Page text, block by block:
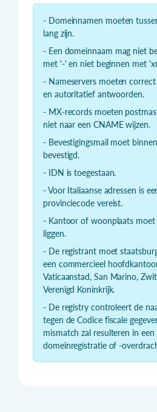
- Domeinnamen moeten
lang zijn.
- Een domeinnaam mag niet
met '-' en niet beginnen met
- Nameservers moeten
en autoritatief antwoorden.
- MX-records moeten
niet naar een CNAME wijzen.
- Bevestigingsmail moet
bevestigd.
- IDN is toegestaan.
- Voor Italiaanse adressen is
provinciecode vereist.
- Kantoor of woonplaats moet
liggen.
- De registrant moet
een commercieel
Vaticaanstad, San Marino,
Verenigd Koninkrijk.
- De registry controleert de
tegen de Codice fiscale
mismatch zal resulteren in
domeinregistratie of -